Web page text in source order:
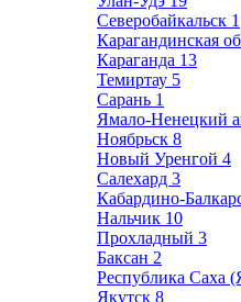
Северобайкальск 1
Карагандинская
Караганда 13
Темиртау 5
Сарань 1
Ямало-Ненецкий
Ноябрьск 8
Новый Уренгой 4
Салехард 3
Кабардино-
Нальчик 10
Прохладный 3
Баксан 2
Республика Саха
Якутск 8